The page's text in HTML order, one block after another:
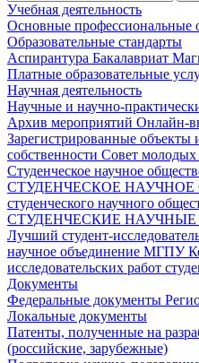
Учебная деятельность
Основные профессиональные
Образовательные стандарты
Аспирантура Бакалавриат
Платные образовательные
Научная деятельность
Научные и научно-
Архив мероприятий Онлайн-
Зарегистрированные объекты
собственности Совет
Студенческое научное
СТУДЕНЧЕСКОЕ
студенческого научного
СТУДЕНЧЕСКИЕ
Лучший студент-
научное объединение МГПУ
исследовательских работ
Документы
Федеральные документы
Локальные документы
Патенты, полученные на
(российские, зарубежные)